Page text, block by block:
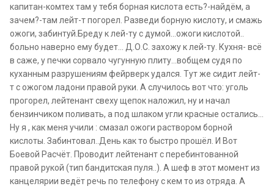
капитан-комтех там у тебя борная кислота есть?-найдём, а
зачем?-там лейт-т погорел. Разведи борную кислоту, и смажь
ожоги, забинтуй.Бреду к лей-ту с думой...ожоги кислотой..
больно наверно ему будет... Д.О.С. захожу к лей-ту. Кухня- всё
в саже, у печки сорвало чугунную плиту...вобщем судя по
куханным разрушениям фейрверк удался. Тут же сидит лейт-
т с ожогом ладони правой руки. А случилось вот что: уголь
прогорел, лейтенант свеху щепок наложил, ну и начал
бензинчиком поливать, а под шлаком угли красные остались...
Ну я , как меня учили : смазал ожоги раствором борной
кислоты. Забинтовал..День как то быстро прошёл. И Вот
Боевой Расчёт. Проводит лейтенант с перебинтованной
правой рукой (тип бандитская пуля..). А шеф в этот момент из
канцелярии ведёт речь по телефону с кем то из отряда. А